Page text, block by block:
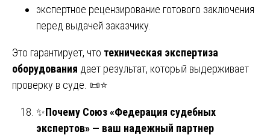
экспертное рецензирование готового заключения
перед выдачей заказчику.
Это гарантирует, что техническая экспертиза
оборудования дает результат, который выдерживает
проверку в суде. 📜⭐
✨Почему Союз «Федерация судебных
экспертов» — ваш надежный партнер